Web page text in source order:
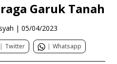
Garuk Tanah
| 05/04/2023
| Twitter | Whatsapp